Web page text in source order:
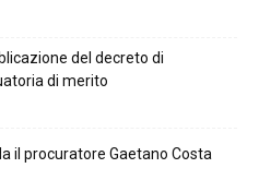
del decreto di
di merito
il procuratore Gaetano Costa